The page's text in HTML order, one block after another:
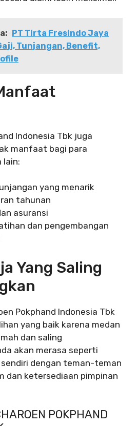
PT Tirta Fresindo Jaya
Tunjangan, Benefit,
Indonesia Tbk juga
manfaat bagi para
lain:
yang menarik
tahunan
asuransi
dan pengembangan
Yang Saling
Pokphand Indonesia Tbk
yang baik karena medan
dan saling
akan merasa seperti
dengan teman-teman
dan ketersediaan pimpinan
POKPHAND